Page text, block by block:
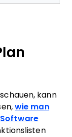
kann
wie man